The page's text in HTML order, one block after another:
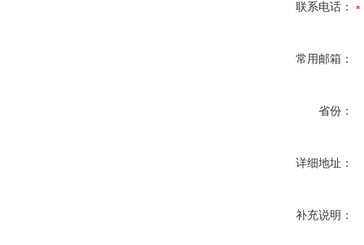
联系电话：
常用邮箱：
省份：
详细地址：
补充说明：